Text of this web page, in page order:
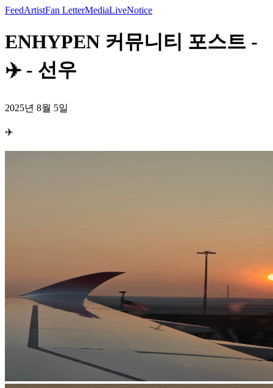
FeedArtistFan LetterMediaLiveNotice
ENHYPEN 커뮤니티 포스트 -
✈️ - 선우
2025년 8월 5일
✈️